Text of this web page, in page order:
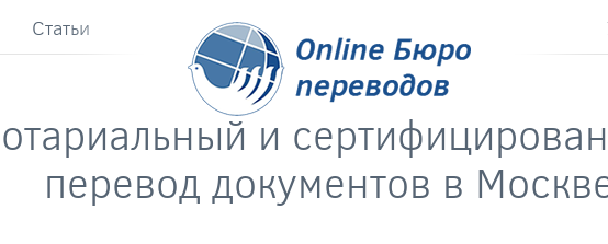
Статьи
и
перевод документов в